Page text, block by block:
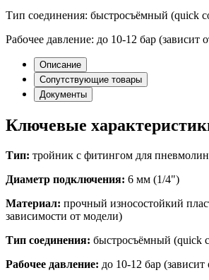
Тип соединения: быстросъёмный (quick
Рабочее давление: до 10-12 бар (зависит
Описание
Сопутствующие товары
Документы
Ключевые
Тип: тройник с фитингом для
Диаметр подключения: 6 мм (1/4")
Материал: прочный износостойкий
зависимости от модели)
Тип соединения: быстросъёмный (quick
Рабочее давление: до 10-12 бар